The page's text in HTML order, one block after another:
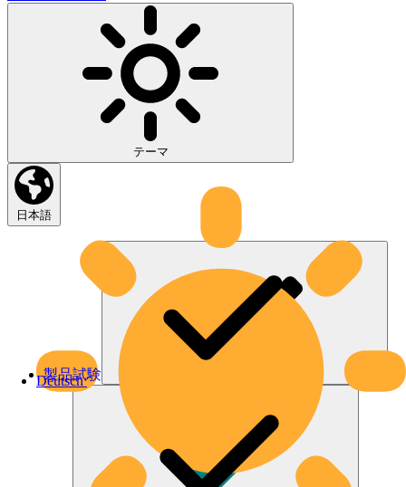
テーマ
日本語
Deutsch
製品試験